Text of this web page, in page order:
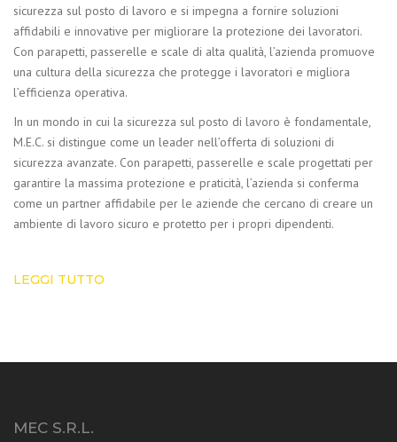
sicurezza sul posto di lavoro e si impegna a fornire soluzioni
affidabili e innovative per migliorare la protezione dei lavoratori.
Con parapetti, passerelle e scale di alta qualità, l’azienda promuove
una cultura della sicurezza che protegge i lavoratori e migliora
l’efficienza operativa.
In un mondo in cui la sicurezza sul posto di lavoro è fondamentale,
M.E.C. si distingue come un leader nell’offerta di soluzioni di
sicurezza avanzate. Con parapetti, passerelle e scale progettati per
garantire la massima protezione e praticità, l’azienda si conferma
come un partner affidabile per le aziende che cercano di creare un
ambiente di lavoro sicuro e protetto per i propri dipendenti.
LEGGI TUTTO
MEC S.R.L.